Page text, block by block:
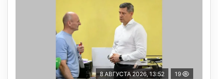
8 АВГУСТА 2026, 13:52 19